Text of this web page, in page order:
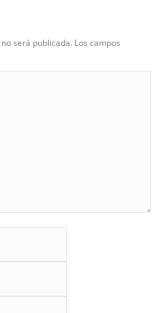
será publicada. Los campos